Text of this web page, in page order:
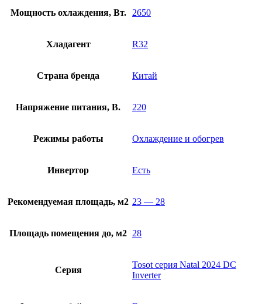
Мощность охлаждения, Вт. 2650
Хладагент R32
Страна бренда Китай
Напряжение питания, В. 220
Режимы работы Охлаждение и обогрев
Инвертор Есть
Рекомендуемая площадь, м2 23 — 28
Площадь помещения до, м2 28
Серия
Tosot серия Natal 2024 DC
Inverter